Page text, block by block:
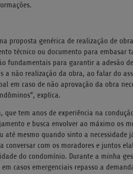
proposta genérica de realização de
técnico ou documento para embasar
fundamentais para garantir a adesão
a não realização da obra, ao falar do
em caso de não aprovação da obra
explica.
tem anos de experiência na
e busca envolver ao máximo os
até mesmo quando sinto a necessidade
conversar com os moradores e juntos
do condomínio. Durante a minha
casos emergenciais repasso a